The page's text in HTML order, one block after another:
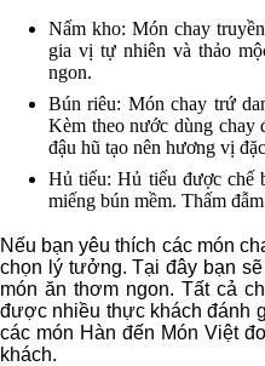
Nấm kho: Món chay
gia vị tự nhiên và thảo
ngon.
Bún riêu: Món chay trứ
Kèm theo nước dùng chay
đậu hũ tạo nên hương vị
Hủ tiếu: Hủ tiếu được chế
miếng bún mềm. Thấm
Nếu bạn yêu thích các món
chọn lý tưởng. Tại đây bạn
món ăn thơm ngon. Tất cả
được nhiều thực khách đánh
các món Hàn đến Món Việt
khách.